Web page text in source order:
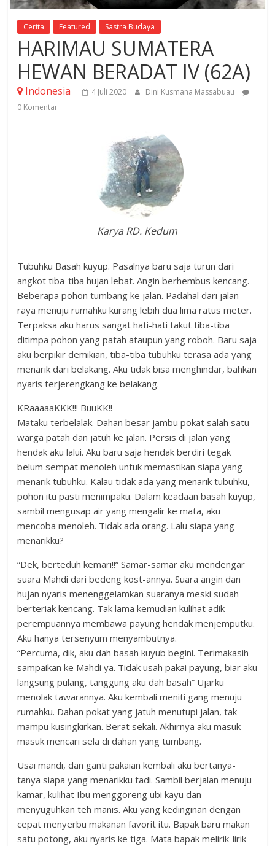
Cerita Featured Sastra Budaya
HARIMAU SUMATERA
HEWAN BERADAT IV (62A)
Indonesia 4 Juli 2020
Dini Kusmana Massabuau
0 Komentar
Karya RD. Kedum
Tubuhku Basah kuyup. Pasalnya baru saja turun dari
angkot tiba-tiba hujan lebat. Angin berhembus kencang.
Beberapa pohon tumbang ke jalan. Padahal dari jalan
raya menuju rumahku kurang lebih dua lima ratus meter.
Terpaksa aku harus sangat hati-hati takut tiba-tiba
ditimpa pohon yang patah ataupun yang roboh. Baru saja
aku berpikir demikian, tiba-tiba tubuhku terasa ada yang
menarik dari belakang. Aku tidak bisa menghindar, bahkan
nyaris terjerengkang ke belakang.
KRaaaaaKKK!!! BuuKK!!
Mataku terbelalak. Dahan besar jambu pokat salah satu
warga patah dan jatuh ke jalan. Persis di jalan yang
hendak aku lalui. Aku baru saja hendak berdiri tegak
belum sempat menoleh untuk memastikan siapa yang
menarik tubuhku. Kalau tidak ada yang menarik tubuhku,
pohon itu pasti menimpaku. Dalam keadaan basah kuyup,
sambil mengusap air yang mengalir ke mata, aku
mencoba menoleh. Tidak ada orang. Lalu siapa yang
menarikku?
“Dek, berteduh kemari!!” Samar-samar aku mendengar
suara Mahdi dari bedeng kost-annya. Suara angin dan
hujan nyaris menenggelamkan suaranya meski sudah
berteriak kencang. Tak lama kemudian kulihat adik
perempuannya membawa payung hendak menjemputku.
Aku hanya tersenyum menyambutnya.
“Percuma, dik, aku dah basah kuyub begini. Terimakasih
sampaikan ke Mahdi ya. Tidak usah pakai payung, biar aku
langsung pulang, tanggung aku dah basah” Ujarku
menolak tawarannya. Aku kembali meniti gang menuju
rumahku. Dahan pokat yang jatuh menutupi jalan, tak
mampu kusingkirkan. Berat sekali. Akhirnya aku masuk-
masuk mencari sela di dahan yang tumbang.
Usai mandi, dan ganti pakaian kembali aku bertanya-
tanya siapa yang menarikku tadi. Sambil berjalan menuju
kamar, kulihat Ibu menggoreng ubi kayu dan
menyuguhkan teh manis. Aku yang kedinginan dengan
cepat menyerbu makanan favorit itu. Bapak baru makan
satu potong, aku nyaris ke tiga. Mata bapak melirik-lirik